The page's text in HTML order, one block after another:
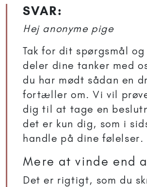
SVAR:
Hej anonyme pige
Tak for dit spørgsmål
deler dine tanker med
du har mødt sådan en
fortæller om. Vi vil
dig til at tage en
det er kun dig, som i
handle på dine følelser.
Mere at vinde end
Det er rigtigt, som du